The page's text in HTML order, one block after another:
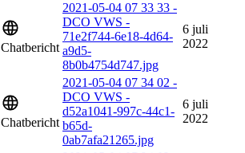
Chatbericht
2021-05-04 07 33 33 -
DCO VWS -
71e2f744-6e18-4d64-
a9d5-
8b0b4754d747.jpg
6 juli
2022
Chatbericht
2021-05-04 07 34 02 -
DCO VWS -
d52a1041-997c-44c1-
b65d-
0ab7afa21265.jpg
6 juli
2022